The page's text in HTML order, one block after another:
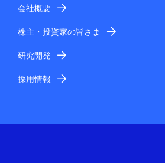
会社概要
株主・投資家の皆さま
研究開発
採用情報